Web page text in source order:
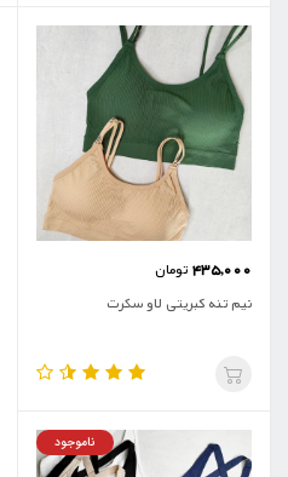
435,000 تومان
نیم تنه کبریتی لاو سکرت
ناموجود